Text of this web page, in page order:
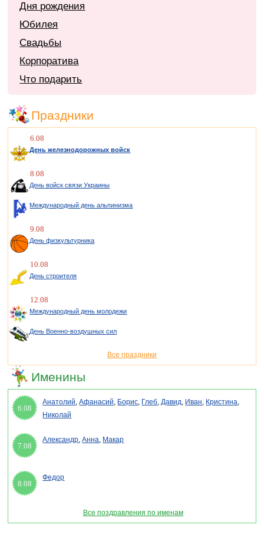
Дня рождения
Юбилея
Свадьбы
Корпоратива
Что подарить
Праздники
6.08
День железнодорожных войск
8.08
День войск связи Украины
Международный день альпинизма
9.08
День физкультурника
10.08
День строителя
12.08
Международный день молодежи
День Военно-воздушных сил
Все праздники
Именины
6.08
Анатолий,Афанасий, Борис, Глеб,Давид, Иван, Кристина,
Николай
7.08
Александр,Анна, Макар
8.08
Федор
Все поздравления по именам